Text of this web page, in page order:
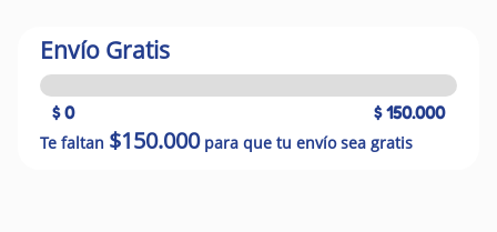
Envío Gratis
$ 0 $ 150.000
Te faltan $150.000para que tu envío sea gratis